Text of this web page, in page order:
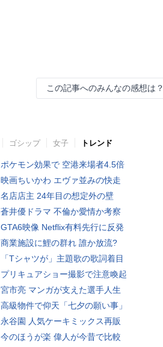
この記事へのみんなの感想は？
ゴシップ 女子 トレンド
ポケモン効果で 空港来場者4.5倍
映画ちいかわ エヴァ並みの快走
名店店主 24年目の想定外の壁
蒼井優ドラマ 不倫か愛情か考察
GTA6映像 Netflix有料先行に反発
商業施設に鯉の群れ 誰か放流?
「Tシャツが」主題歌の歌詞着目
プリキュアショー撮影で注意喚起
宮市亮 マンガが支えた選手人生
高級物件で仰天「七夕の願い事」
永谷園 人気ケーキミックス再販
今のほうが楽 偉人が今昔で比較